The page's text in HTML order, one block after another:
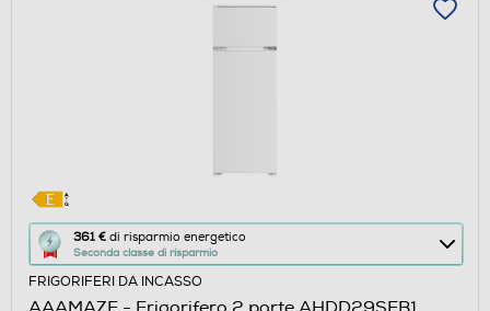
361 € di risparmio energetico
Seconda classe di risparmio
Questa
azione
aprirà
FRIGORIFERI DA INCASSO